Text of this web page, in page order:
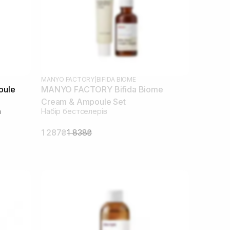
MANYO FACTORY| BIFIDA BIOME
MANYO FACTORY Bifida Biome
Cream & Ampoule Set
Набір бестселерів
1 287₴1 838₴